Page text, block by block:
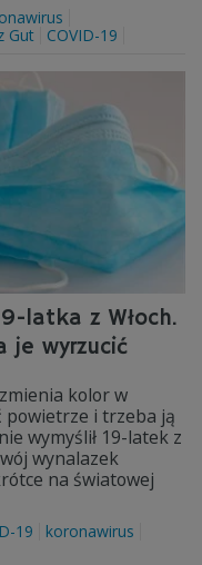
Gut COVID-19
latka z Włoch.
je wyrzucić
kolor w
powietrze i trzeba ją
wymyślił 19-latek z
wynalazek
na światowej
19
koronawirus